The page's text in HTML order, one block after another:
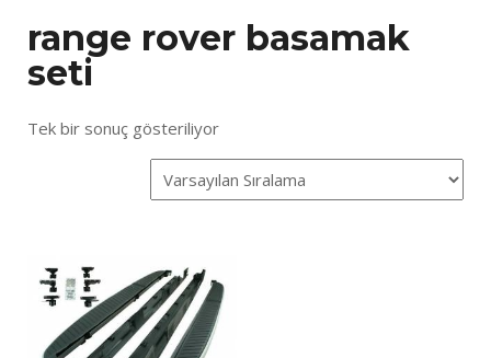
range rover basamak
seti
Tek bir sonuç gösteriliyor